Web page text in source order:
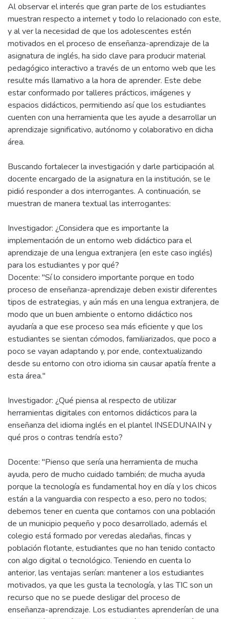
Al observar el interés que gran parte de los estudiantes
muestran respecto a internet y todo lo relacionado con este,
y al ver la necesidad de que los adolescentes estén
motivados en el proceso de enseñanza-aprendizaje de la
asignatura de inglés, ha sido clave para producir material
pedagógico interactivo a través de un entorno web que les
resulte más llamativo a la hora de aprender. Este debe
estar conformado por talleres prácticos, imágenes y
espacios didácticos, permitiendo así que los estudiantes
cuenten con una herramienta que les ayude a desarrollar un
aprendizaje significativo, autónomo y colaborativo en dicha
área.
Buscando fortalecer la investigación y darle participación al
docente encargado de la asignatura en la institución, se le
pidió responder a dos interrogantes. A continuación, se
muestran de manera textual las interrogantes:
Investigador: ¿Considera que es importante la
implementación de un entorno web didáctico para el
aprendizaje de una lengua extranjera (en este caso inglés)
para los estudiantes y por qué?
Docente: "Sí lo considero importante porque en todo
proceso de enseñanza-aprendizaje deben existir diferentes
tipos de estrategias, y aún más en una lengua extranjera, de
modo que un buen ambiente o entorno didáctico nos
ayudaría a que ese proceso sea más eficiente y que los
estudiantes se sientan cómodos, familiarizados, que poco a
poco se vayan adaptando y, por ende, contextualizando
desde su entorno con otro idioma sin causar apatía frente a
esta área."
Investigador: ¿Qué piensa al respecto de utilizar
herramientas digitales con entornos didácticos para la
enseñanza del idioma inglés en el plantel INSEDUNAIN y
qué pros o contras tendría esto?
Docente: "Pienso que sería una herramienta de mucha
ayuda, pero de mucho cuidado también; de mucha ayuda
porque la tecnología es fundamental hoy en día y los chicos
están a la vanguardia con respecto a eso, pero no todos;
debemos tener en cuenta que contamos con una población
de un municipio pequeño y poco desarrollado, además el
colegio está formado por veredas aledañas, fincas y
población flotante, estudiantes que no han tenido contacto
con algo digital o tecnológico. Teniendo en cuenta lo
anterior, las ventajas serían: mantener a los estudiantes
motivados, ya que les gusta la tecnología, y las TIC son un
recurso que no se puede desligar del proceso de
enseñanza-aprendizaje. Los estudiantes aprenderían de una